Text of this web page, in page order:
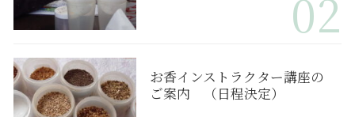
02
お香インストラクター講座の
ご案内 （日程決定）